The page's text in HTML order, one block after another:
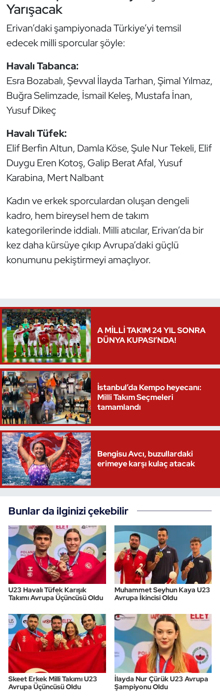
Yarışacak
Erivan’daki şampiyonada Türkiye’yi temsil
edecek milli sporcular şöyle:
Havalı Tabanca:
Esra Bozabalı, Şevval İlayda Tarhan, Şimal Yılmaz,
Buğra Selimzade, İsmail Keleş, Mustafa İnan,
Yusuf Dikeç
Havalı Tüfek:
Elif Berfin Altun, Damla Köse, Şule Nur Tekeli, Elif
Duygu Eren Kotoş, Galip Berat Afal, Yusuf
Karabina, Mert Nalbant
Kadın ve erkek sporculardan oluşan dengeli
kadro, hem bireysel hem de takım
kategorilerinde iddialı. Milli atıcılar, Erivan’da bir
kez daha kürsüye çıkıp Avrupa’daki güçlü
konumunu pekiştirmeyi amaçlıyor.
A MİLLİ TAKIM 24 YIL SONRA
DÜNYA KUPASI’NDA!
İstanbul’da Kempo heyecanı:
Milli Takım Seçmeleri
tamamlandı
Bengisu Avcı, buzullardaki
erimeye karşı kulaç atacak
Bunlar da ilginizi çekebilir
U23 Havalı Tüfek Karışık
Takımı Avrupa Üçüncüsü Oldu
Muhammet Seyhun Kaya U23
Avrupa İkincisi Oldu
Skeet Erkek Milli Takımı U23
Avrupa Üçüncüsü Oldu
İlayda Nur Çürük U23 Avrupa
Şampiyonu Oldu
Triatlon
Voleybol
Vücut Geliştirme Fitness
Wushu Kungfu
Yüzme